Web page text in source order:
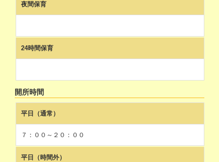
夜間保育
24時間保育
開所時間
平日（通常）
７：００～２０：００
平日（時間外）